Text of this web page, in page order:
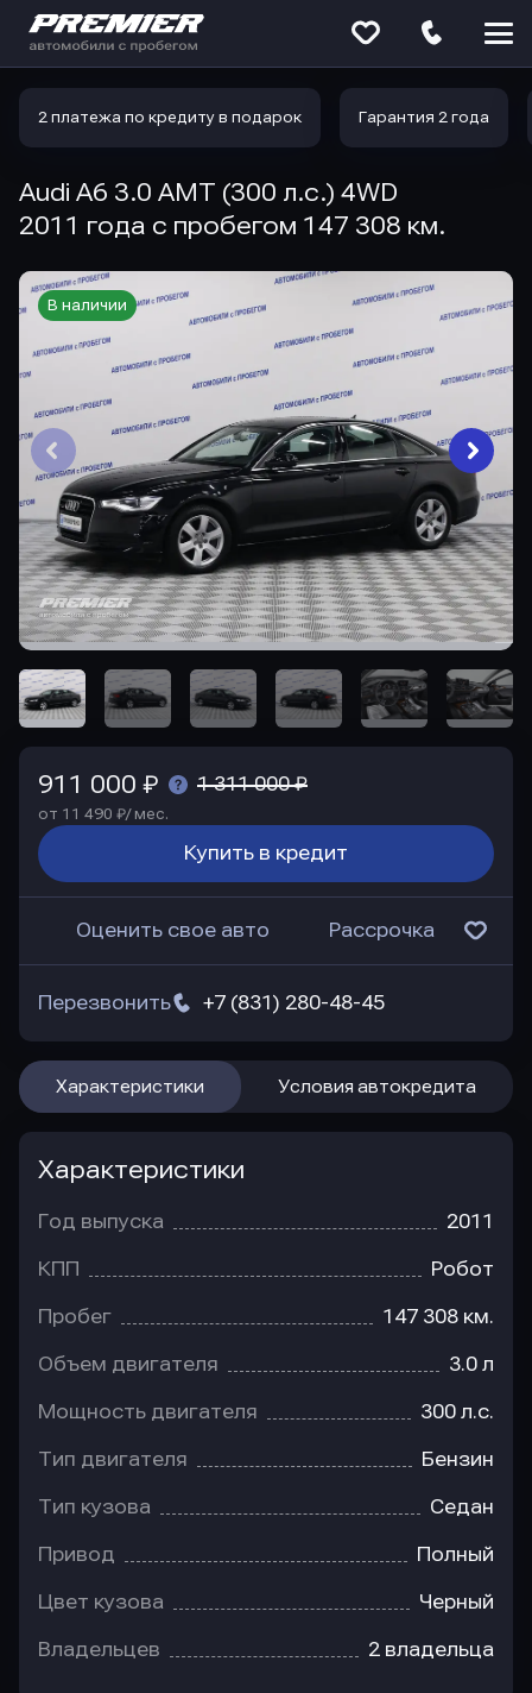
2 платежа по кредиту в подарок Гарантия 2 года
Audi A6 3.0 AMT (300 л.с.) 4WD
2011 года с пробегом 147 308 км.
В наличии
911 000 ₽ 1 311 000 ₽
от 11 490 ₽/ мес.
Купить в кредит
Оценить свое авто Рассрочка
+7 (831) 280-48-45
Перезвонить
Характеристики Условия автокредита
Характеристики
Год выпуска 2011
КПП Робот
Пробег 147 308 км.
Объем двигателя 3.0 л
Мощность двигателя 300 л.с.
Тип двигателя Бензин
Тип кузова Седан
Привод Полный
Цвет кузова Черный
Владельцев 2 владельца